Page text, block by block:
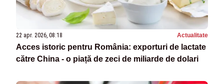
22 apr. 2026, 08:18 Actualitate
Acces istoric pentru România: exporturi de lactate
către China - o piață de zeci de miliarde de dolari